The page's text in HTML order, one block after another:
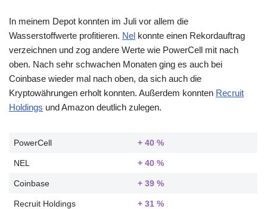
In meinem Depot konnten im Juli vor allem die
Wasserstoffwerte profitieren. Nel konnte einen Rekordauftrag
verzeichnen und zog andere Werte wie PowerCell mit nach
oben. Nach sehr schwachen Monaten ging es auch bei
Coinbase wieder mal nach oben, da sich auch die
Kryptowährungen erholt konnten. Außerdem konnten Recruit
Holdings und Amazon deutlich zulegen.
PowerCell + 40 %
NEL + 40 %
Coinbase + 39 %
Recruit Holdings + 31 %